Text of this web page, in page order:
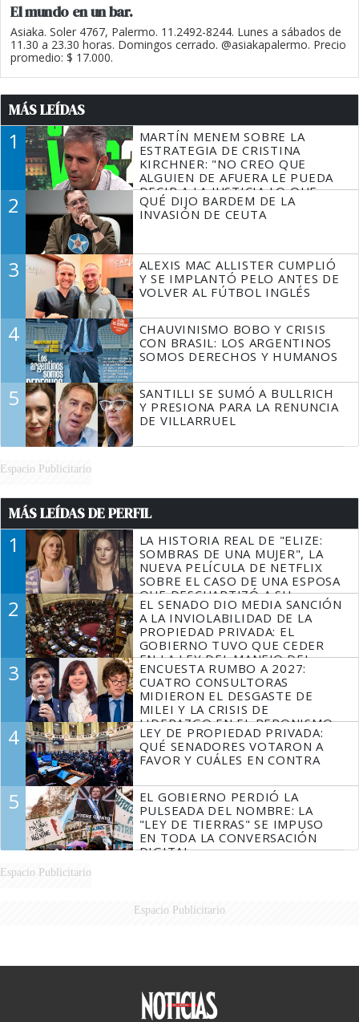
El mundo en un bar.
Asiaka. Soler 4767, Palermo. 11.2492-8244. Lunes a sábados de
11.30 a 23.30 horas. Domingos cerrado. @asiakapalermo. Precio
promedio: $ 17.000.
MÁS LEÍDAS
1
MARTÍN MENEM SOBRE LA
ESTRATEGIA DE CRISTINA
KIRCHNER: "NO CREO QUE
ALGUIEN DE AFUERA LE PUEDA
DECIR A LA JUSTICIA LO QUE
TIENE QUE HACER"
2
QUÉ DIJO BARDEM DE LA
INVASIÓN DE CEUTA
3
ALEXIS MAC ALLISTER CUMPLIÓ
Y SE IMPLANTÓ PELO ANTES DE
VOLVER AL FÚTBOL INGLÉS
4
CHAUVINISMO BOBO Y CRISIS
CON BRASIL: LOS ARGENTINOS
SOMOS DERECHOS Y HUMANOS
5
SANTILLI SE SUMÓ A BULLRICH
Y PRESIONA PARA LA RENUNCIA
DE VILLARRUEL
Espacio Publicitario
MÁS LEÍDAS DE PERFIL
1
LA HISTORIA REAL DE "ELIZE:
SOMBRAS DE UNA MUJER", LA
NUEVA PELÍCULA DE NETFLIX
SOBRE EL CASO DE UNA ESPOSA
QUE DESCUARTIZÓ A SU
MARIDO
2
EL SENADO DIO MEDIA SANCIÓN
A LA INVIOLABILIDAD DE LA
PROPIEDAD PRIVADA: EL
GOBIERNO TUVO QUE CEDER
EN LA LEY DEL MANEJO DEL
FUEGO
3
ENCUESTA RUMBO A 2027:
CUATRO CONSULTORAS
MIDIERON EL DESGASTE DE
MILEI Y LA CRISIS DE
LIDERAZGO EN EL PERONISMO
4
LEY DE PROPIEDAD PRIVADA:
QUÉ SENADORES VOTARON A
FAVOR Y CUÁLES EN CONTRA
5
EL GOBIERNO PERDIÓ LA
PULSEADA DEL NOMBRE: LA
"LEY DE TIERRAS" SE IMPUSO
EN TODA LA CONVERSACIÓN
DIGITAL
Espacio Publicitario
Espacio Publicitario